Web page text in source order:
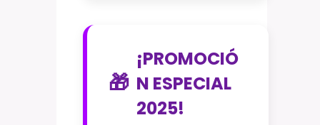
🎁
¡PROMOCIÓ
N ESPECIAL
2025!